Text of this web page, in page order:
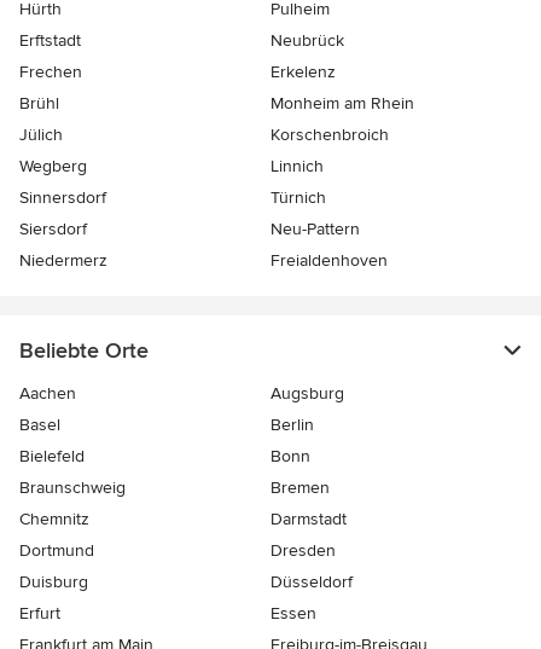
Hürth
Pulheim
Erftstadt
Neubrück
Frechen
Erkelenz
Brühl
Monheim am Rhein
Jülich
Korschenbroich
Wegberg
Linnich
Sinnersdorf
Türnich
Siersdorf
Neu-Pattern
Niedermerz
Freialdenhoven
Beliebte Orte
Aachen
Augsburg
Basel
Berlin
Bielefeld
Bonn
Braunschweig
Bremen
Chemnitz
Darmstadt
Dortmund
Dresden
Duisburg
Düsseldorf
Erfurt
Essen